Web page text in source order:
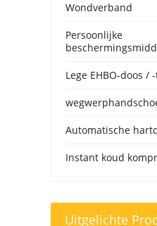
Wondverband
Persoonlijke
Lege EHBO-doos /
Automatische
Instant koud
Uitgelichte